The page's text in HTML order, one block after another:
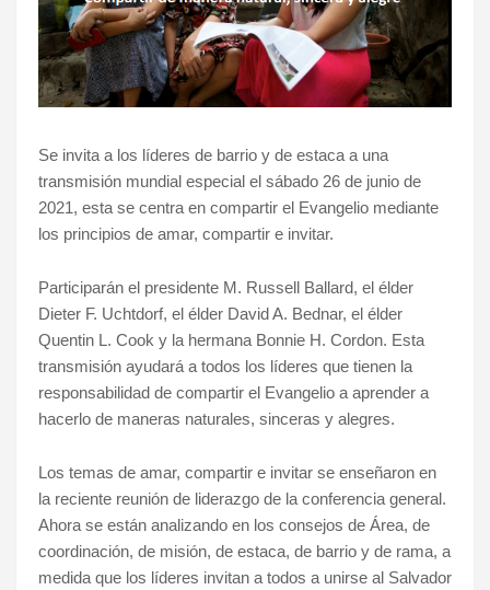
Se invita a los líderes de barrio y de estaca a una
transmisión mundial especial el sábado 26 de junio de
2021, esta se centra en compartir el Evangelio mediante
los principios de amar, compartir e invitar.
Participarán el presidente M. Russell Ballard, el élder
Dieter F. Uchtdorf, el élder David A. Bednar, el élder
Quentin L. Cook y la hermana Bonnie H. Cordon. Esta
transmisión ayudará a todos los líderes que tienen la
responsabilidad de compartir el Evangelio a aprender a
hacerlo de maneras naturales, sinceras y alegres.
Los temas de amar, compartir e invitar se enseñaron en
la reciente reunión de liderazgo de la conferencia general.
Ahora se están analizando en los consejos de Área, de
coordinación, de misión, de estaca, de barrio y de rama, a
medida que los líderes invitan a todos a unirse al Salvador